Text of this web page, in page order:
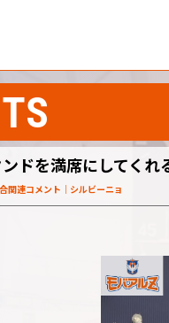
ンドを満席にしてく
関連コメント シルビーニョ